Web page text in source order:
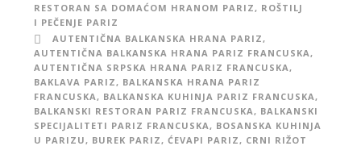
RESTORAN SA DOMAĆOM HRANOM PARIZ, ROŠTILJ
I PEČENJE PARIZ
AUTENTIČNA BALKANSKA HRANA PARIZ,
AUTENTIČNA BALKANSKA HRANA PARIZ FRANCUSKA,
AUTENTIČNA SRPSKA HRANA PARIZ FRANCUSKA,
BAKLAVA PARIZ, BALKANSKA HRANA PARIZ
FRANCUSKA, BALKANSKA KUHINJA PARIZ FRANCUSKA,
BALKANSKI RESTORAN PARIZ FRANCUSKA, BALKANSKI
SPECIJALITETI PARIZ FRANCUSKA, BOSANSKA KUHINJA
U PARIZU, BUREK PARIZ, ĆEVAPI PARIZ, CRNI RIŽOT